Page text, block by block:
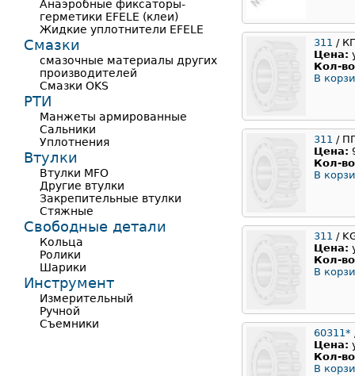
311 /
Цена:
Кол-
В
311 /
Цена:
Кол-
В
311 /
Цена:
Кол-
В
60311*
Цена:
Кол-
В
Анаэробные фиксаторы-
герметики EFELE (клеи)
Жидкие уплотнители EFELE
Смазки
смазочные материалы других
производителей
Смазки OKS
РТИ
Манжеты армированные
Сальники
Уплотнения
Втулки
Втулки MFO
Другие втулки
Закрепительные втулки
Стяжные
Свободные детали
Кольца
Ролики
Шарики
Инструмент
Измерительный
Ручной
Съемники